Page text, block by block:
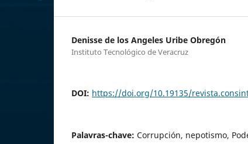
Denisse de los Angeles Uribe Obregón
Instituto Tecnológico de Veracruz
DOI: https://doi.org/10.19135/
Palavras-chave: Corrupción, nepotismo,